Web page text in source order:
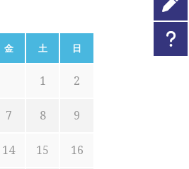
金 土 日
1 2
7 8 9
14 15 16